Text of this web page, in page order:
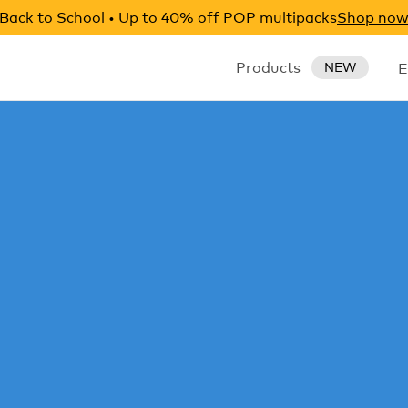
Back to School • Up to 40% off POP multipacksShop now
Products NEW